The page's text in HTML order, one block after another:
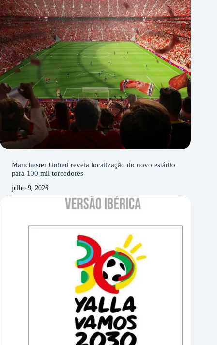
Manchester United revela localização do novo estádio
para 100 mil torcedores
julho 9, 2026